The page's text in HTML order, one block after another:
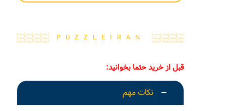
PUZZLEIRAN
قبل از خرید حتما بخوانید:
نکات مهم